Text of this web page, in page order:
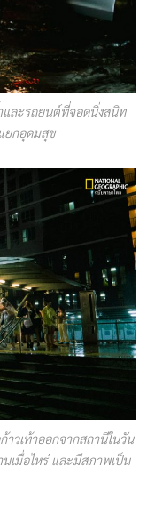
และรถยนต์ที่จอดนิ่งสนิท
ยกอุดมสุข
าวเท้าออกจากสถานีในวัน
นเมื่อไหร่ และมีสภาพเป็น